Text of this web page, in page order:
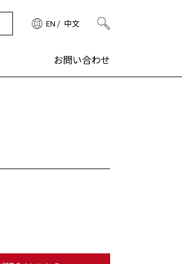
EN 中文
お問い合わせ